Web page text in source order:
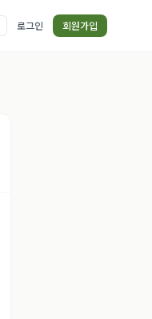
로그인 회원가입